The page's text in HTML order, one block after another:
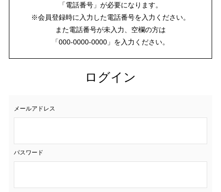
「電話番号」が必要になります。
※会員登録時に入力した電話番号を入力ください。
また電話番号が未入力、空欄の方は
「000-0000-0000」を入力ください。
ログイン
メールアドレス
パスワード